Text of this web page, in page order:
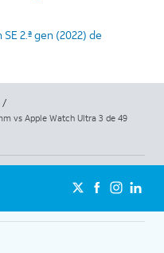
2.ª gen (2022) de
/
vs Apple Watch Ultra 3 de 49